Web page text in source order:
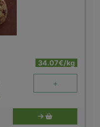
34.07€/kg
+